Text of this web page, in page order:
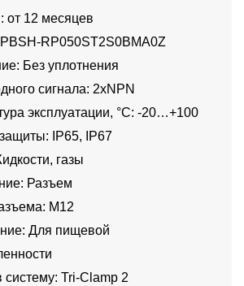
от 12 месяцев
RP050ST2S0BMA0Z
Без уплотнения
сигнала: 2xNPN
эксплуатации, °C: -20…+100
IP65, IP67
газы
Разъем
M12
Для пищевой
систему: Tri-Clamp 2